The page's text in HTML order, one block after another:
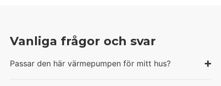
Vanliga frågor och svar
Passar den här värmepumpen för mitt hus?